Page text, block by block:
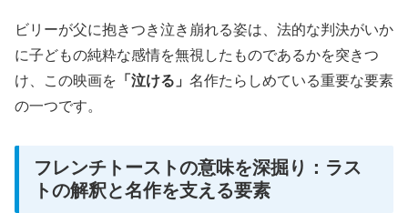
ビリーが父に抱きつき泣き崩れる姿は、法的な判決がいか
に子どもの純粋な感情を無視したものであるかを突きつ
け、この映画を 「泣ける」 名作たらしめている重要な要素
の一つです。
フレンチトーストの意味を深掘り：ラス
トの解釈と名作を支える要素